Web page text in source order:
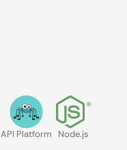
API Platform Node.js